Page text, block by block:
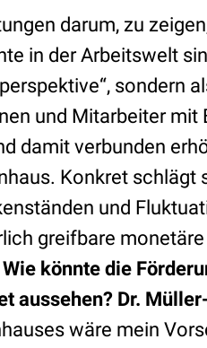
darum, zu
in der Arbeitswelt
sondern
und Mitarbeiter mit
damit verbunden
Konkret schlägt
und
greifbare monetäre
könnte die
aussehen? Dr.
wäre mein